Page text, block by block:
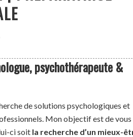
psychothérapeute &
de solutions psychologiques et
Mon objectif est de vous
ci soit la recherche d’un mieux-